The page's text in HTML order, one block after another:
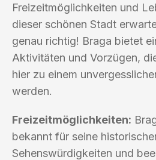
Freizeitmöglichkeiten und
dieser schönen Stadt
genau richtig! Braga bietet
Aktivitäten und Vorzügen,
hier zu einem
werden.
Freizeitmöglichkeiten:
bekannt für seine
Sehenswürdigkeiten und